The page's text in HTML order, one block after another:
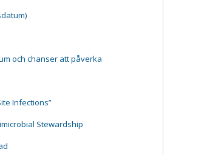
och chanser att påverka
Infections”
Stewardship